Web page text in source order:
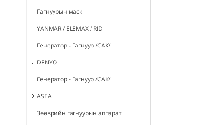
Гагнуурын маск
YANMAR / ELEMAX / RID
Генератор - Гагнуур /САК/
DENYO
Генератор - Гагнуур /САК/
ASEA
Зөөврийн гагнуурын аппарат